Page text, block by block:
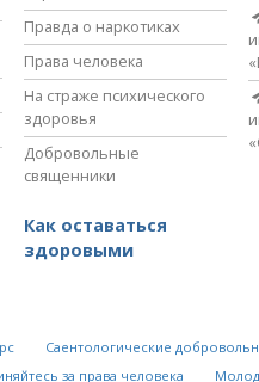
Правда о наркотиках
Права человека
На страже психического
здоровья
Добровольные
священники
Как оставаться
здоровыми
Саентологические
за права человека